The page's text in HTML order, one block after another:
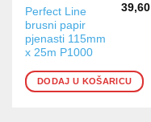
Perfect Line
brusni papir
pjenasti 115mm
x 25m P1000
39,60
DODAJ U KOŠARICU